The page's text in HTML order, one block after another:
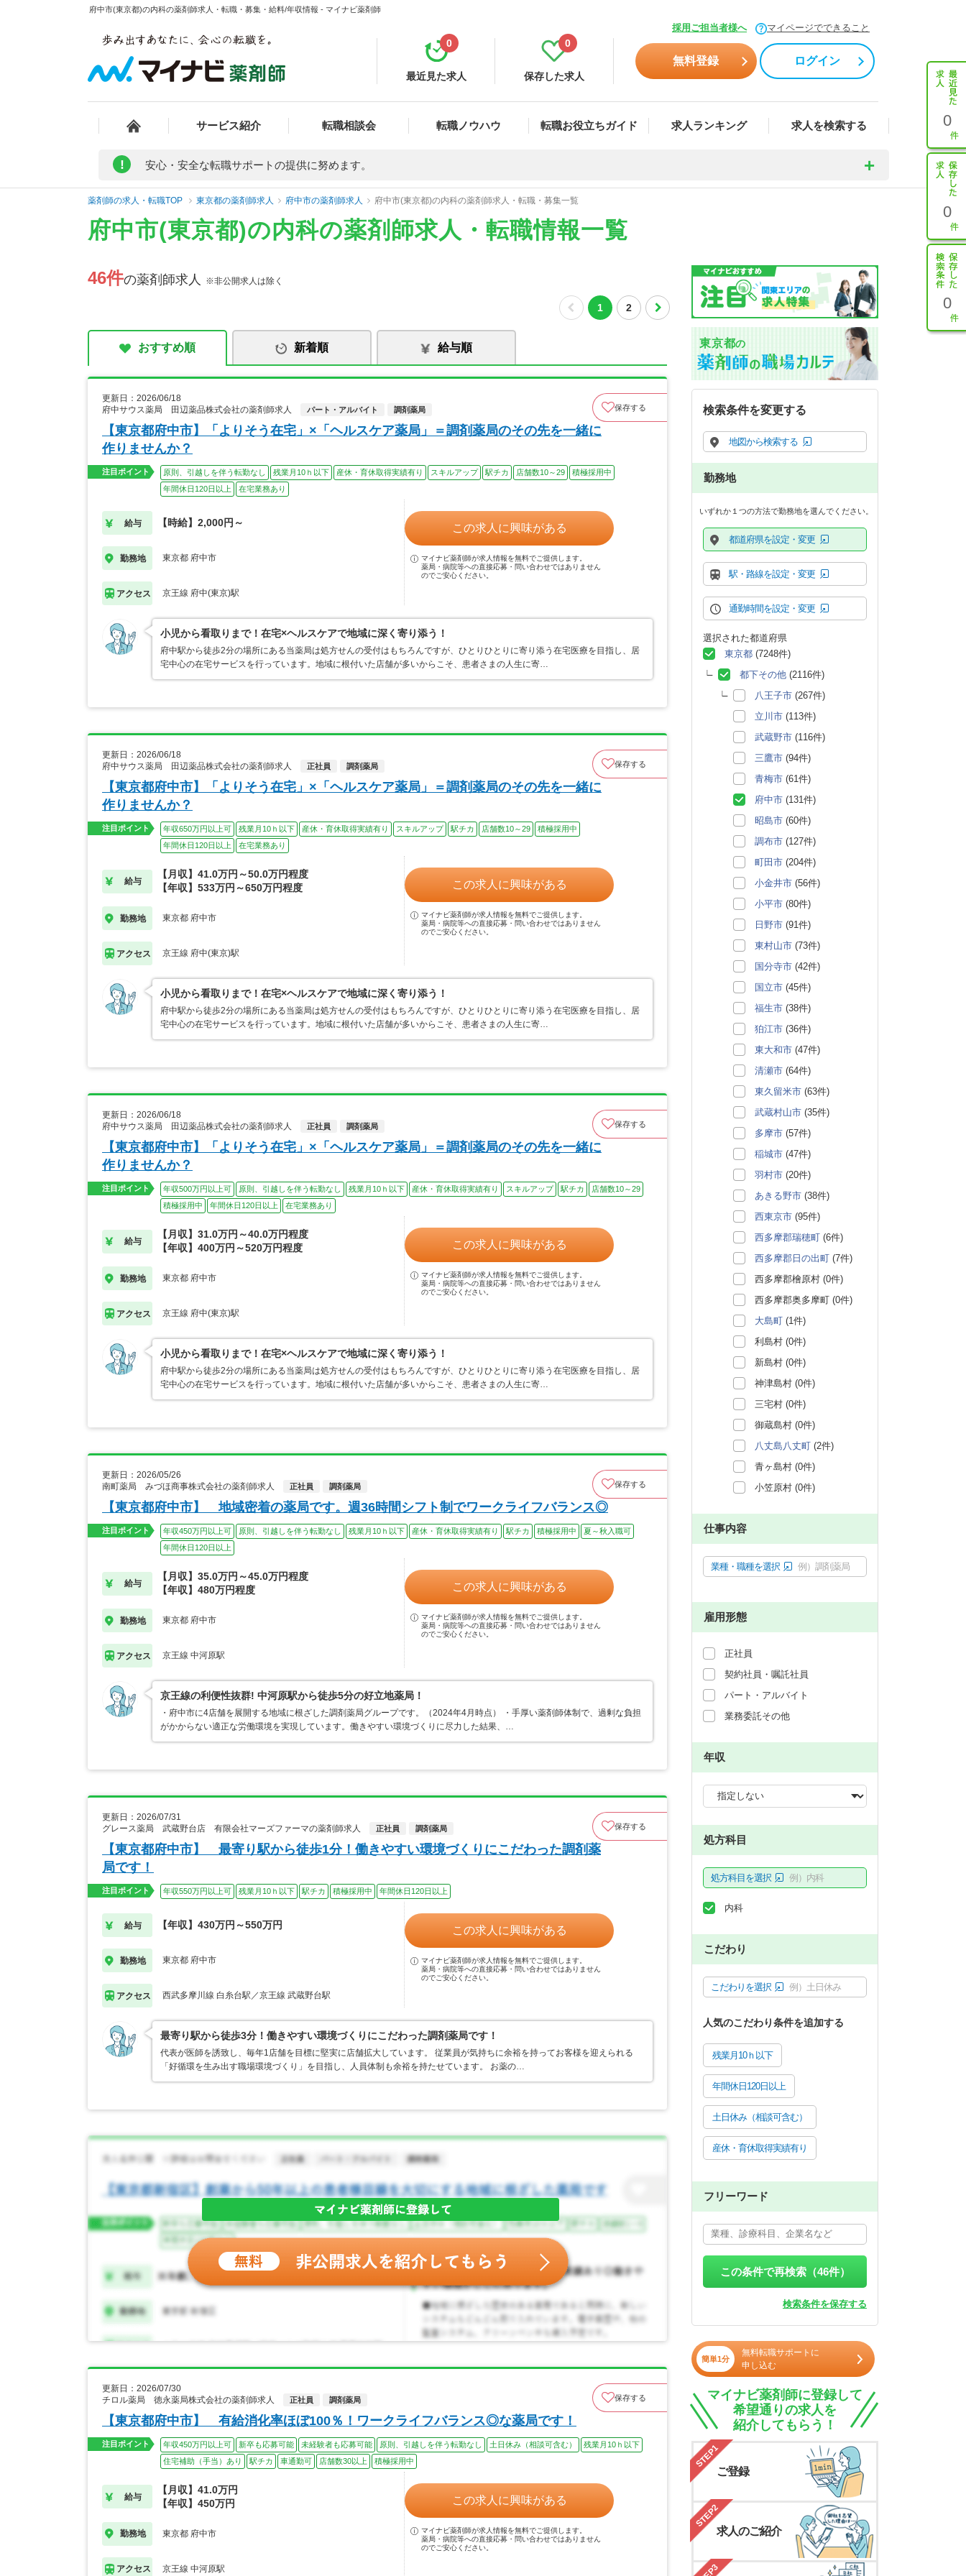
府中市(東京都)の内科の薬剤師求人・転職・募集・給料/年収情報 - マイナビ薬剤師
採用ご担当者様へ マイページでできること
最近見た求人
0
保存した求人
0
無料登録 ログイン
サービス紹介 転職相談会 転職ノウハウ 転職お役立ちガイド 求人ランキング 求人を検索する 0
0
0
! 安心・安全な転職サポートの提供に努めます。
薬剤師の求人・転職TOP 東京都の薬剤師求人 府中市の薬剤師求人 府中市(東京都)の内科の薬剤師求人・転職・募集一覧
府中市(東京都)の内科の薬剤師求人・転職情報一覧
46件の薬剤師求人 ※非公開求人は除く
1 2
おすすめ順 新着順 給与順
更新日：2026/06/18
府中サウス薬局 田辺薬品株式会社の薬剤師求人
パート・アルバイト 調剤薬局 保存する
【東京都府中市】「よりそう在宅」×「ヘルスケア薬局」＝調剤薬局のその先を一緒に
作りませんか？
注目ポイント 原則、引越しを伴う転勤なし 残業月10ｈ以下 産休・育休取得実績有り スキルアップ 駅チカ 店舗数10～29
積極採用中
年間休日120日以上
在宅業務あり
給与 【時給】2,000円～
勤務地 東京都 府中市
アクセス 京王線 府中(東京)駅
この求人に興味がある
マイナビ薬剤師が求人情報を無料でご提供します。
薬局・病院等への直接応募・問い合わせではありません
のでご安心ください。
小児から看取りまで！在宅×ヘルスケアで地域に深く寄り添う！
府中駅から徒歩2分の場所にある当薬局は処方せんの受付はもちろんですが、ひとりひとりに寄り添う在宅医療を目指し、居
宅中心の在宅サービスを行っています。地域に根付いた店舗が多いからこそ、患者さまの人生に寄…
更新日：2026/06/18
府中サウス薬局 田辺薬品株式会社の薬剤師求人
正社員 調剤薬局 保存する
【東京都府中市】「よりそう在宅」×「ヘルスケア薬局」＝調剤薬局のその先を一緒に
作りませんか？
注目ポイント 年収650万円以上可 残業月10ｈ以下 産休・育休取得実績有り スキルアップ 駅チカ 店舗数10～29
積極採用中
年間休日120日以上
在宅業務あり
給与
【月収】41.0万円～50.0万円程度
【年収】533万円～650万円程度
勤務地 東京都 府中市
アクセス 京王線 府中(東京)駅
この求人に興味がある
マイナビ薬剤師が求人情報を無料でご提供します。
薬局・病院等への直接応募・問い合わせではありません
のでご安心ください。
小児から看取りまで！在宅×ヘルスケアで地域に深く寄り添う！
府中駅から徒歩2分の場所にある当薬局は処方せんの受付はもちろんですが、ひとりひとりに寄り添う在宅医療を目指し、居
宅中心の在宅サービスを行っています。地域に根付いた店舗が多いからこそ、患者さまの人生に寄…
更新日：2026/06/18
府中サウス薬局 田辺薬品株式会社の薬剤師求人
正社員 調剤薬局 保存する
【東京都府中市】「よりそう在宅」×「ヘルスケア薬局」＝調剤薬局のその先を一緒に
作りませんか？
注目ポイント 年収500万円以上可 原則、引越しを伴う転勤なし 残業月10ｈ以下 産休・育休取得実績有り スキルアップ 駅チカ
店舗数10～29
積極採用中
年間休日120日以上 在宅業務あり
給与
【月収】31.0万円～40.0万円程度
【年収】400万円～520万円程度
勤務地 東京都 府中市
アクセス 京王線 府中(東京)駅
この求人に興味がある
マイナビ薬剤師が求人情報を無料でご提供します。
薬局・病院等への直接応募・問い合わせではありません
のでご安心ください。
小児から看取りまで！在宅×ヘルスケアで地域に深く寄り添う！
府中駅から徒歩2分の場所にある当薬局は処方せんの受付はもちろんですが、ひとりひとりに寄り添う在宅医療を目指し、居
宅中心の在宅サービスを行っています。地域に根付いた店舗が多いからこそ、患者さまの人生に寄…
更新日：2026/05/26
南町薬局 みづほ商事株式会社の薬剤師求人
正社員 調剤薬局 保存する
【東京都府中市】 地域密着の薬局です。週36時間シフト制でワークライフバランス◎
注目ポイント 年収450万円以上可 原則、引越しを伴う転勤なし 残業月10ｈ以下 産休・育休取得実績有り 駅チカ 積極採用中
夏～秋入職可
年間休日120日以上
給与
【月収】35.0万円～45.0万円程度
【年収】480万円程度
勤務地 東京都 府中市
アクセス 京王線 中河原駅
この求人に興味がある
マイナビ薬剤師が求人情報を無料でご提供します。
薬局・病院等への直接応募・問い合わせではありません
のでご安心ください。
京王線の利便性抜群! 中河原駅から徒歩5分の好立地薬局！
・府中市に4店舗を展開する地域に根ざした調剤薬局グループです。（2024年4月時点） ・手厚い薬剤師体制で、過剰な負担
がかからない適正な労働環境を実現しています。働きやすい環境づくりに尽力した結果、…
更新日：2026/07/31
グレース薬局 武蔵野台店 有限会社マーズファーマの薬剤師求人
正社員 調剤薬局 保存する
【東京都府中市】 最寄り駅から徒歩1分！働きやすい環境づくりにこだわった調剤薬
局です！
注目ポイント 年収550万円以上可 残業月10ｈ以下 駅チカ 積極採用中 年間休日120日以上
給与 【年収】430万円～550万円
勤務地 東京都 府中市
アクセス 西武多摩川線 白糸台駅／京王線 武蔵野台駅
この求人に興味がある
マイナビ薬剤師が求人情報を無料でご提供します。
薬局・病院等への直接応募・問い合わせではありません
のでご安心ください。
最寄り駅から徒歩3分！働きやすい環境づくりにこだわった調剤薬局です！
代表が医師を誘致し、毎年1店舗を目標に堅実に店舗拡大しています。 従業員が気持ちに余裕を持ってお客様を迎えられる
「好循環を生み出す職場環境づくり」を目指し、人員体制も余裕を持たせています。 お薬の…
更新日：2026/07/30
チロル薬局 徳永薬局株式会社の薬剤師求人
正社員 調剤薬局 保存する
【東京都府中市】 有給消化率ほぼ100％！ワークライフバランス◎な薬局です！
注目ポイント 年収450万円以上可 新卒も応募可能 未経験者も応募可能 原則、引越しを伴う転勤なし 土日休み（相談可含む）
残業月10ｈ以下
住宅補助（手当）あり
駅チカ 車通勤可 店舗数30以上 積極採用中
給与
【月収】41.0万円
【年収】450万円
勤務地 東京都 府中市
アクセス 京王線 中河原駅
この求人に興味がある
マイナビ薬剤師が求人情報を無料でご提供します。
薬局・病院等への直接応募・問い合わせではありません
のでご安心ください。
東京都の
検索条件を変更する
地図から検索する
勤務地
いずれか１つの方法で勤務地を選んでください。
都道府県を設定・変更
駅・路線を設定・変更
通勤時間を設定・変更
選択された都道府県
東京都 (7248件)
都下その他 (2116件)
八王子市 (267件)
立川市 (113件)
武蔵野市 (116件)
三鷹市 (94件)
青梅市 (61件)
府中市 (131件)
昭島市 (60件)
調布市 (127件)
町田市 (204件)
小金井市 (56件)
小平市 (80件)
日野市 (91件)
東村山市 (73件)
国分寺市 (42件)
国立市 (45件)
福生市 (38件)
狛江市 (36件)
東大和市 (47件)
清瀬市 (64件)
東久留米市 (63件)
武蔵村山市 (35件)
多摩市 (57件)
稲城市 (47件)
羽村市 (20件)
あきる野市 (38件)
西東京市 (95件)
西多摩郡瑞穂町 (6件)
西多摩郡日の出町 (7件)
西多摩郡檜原村 (0件)
西多摩郡奥多摩町 (0件)
大島町 (1件)
利島村 (0件)
新島村 (0件)
神津島村 (0件)
三宅村 (0件)
御蔵島村 (0件)
八丈島八丈町 (2件)
青ヶ島村 (0件)
小笠原村 (0件)
仕事内容
業種・職種を選択 例）調剤薬局
雇用形態
正社員
契約社員・嘱託社員
パート・アルバイト
業務委託その他
年収
処方科目
処方科目を選択 例）内科
内科
こだわり
こだわりを選択 例）土日休み
人気のこだわり条件を追加する
残業月10ｈ以下
年間休日120日以上
土日休み（相談可含む）
産休・育休取得実績有り
フリーワード
この条件で再検索（46件）
検索条件を保存する
簡単1分
無料転職サポートに
申し込む
マイナビ薬剤師に登録して
希望通りの求人を
紹介してもらう！
STEP1
ご登録
STEP2
求人のご紹介